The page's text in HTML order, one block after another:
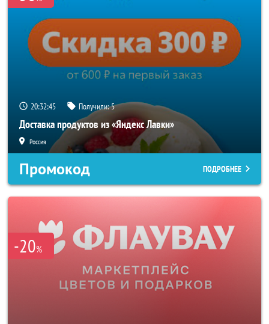
20:32:43 Получили:5
Доставка продуктов из «Яндекс Лавки»
Россия
Промокод ПОДРОБНЕЕ
-20%